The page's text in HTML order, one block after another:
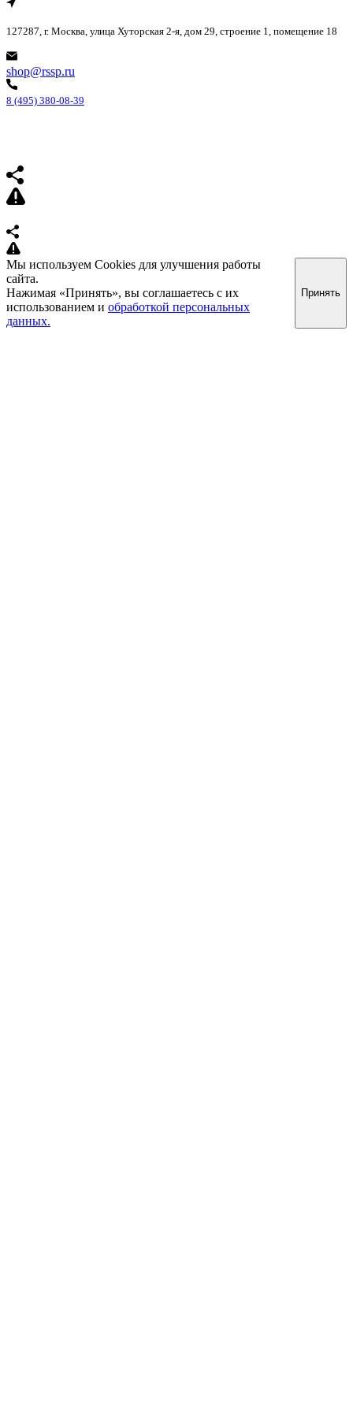
127287, г. Москва, улица Хуторская 2-я, дом 29, строение 1, помещение 18
shop@rssp.ru
8 (495) 380-08-39
Мы используем Cookies для улучшения работы
сайта.
Нажимая «Принять», вы соглашаетесь с их
использованием и обработкой персональных
данных.
Принять